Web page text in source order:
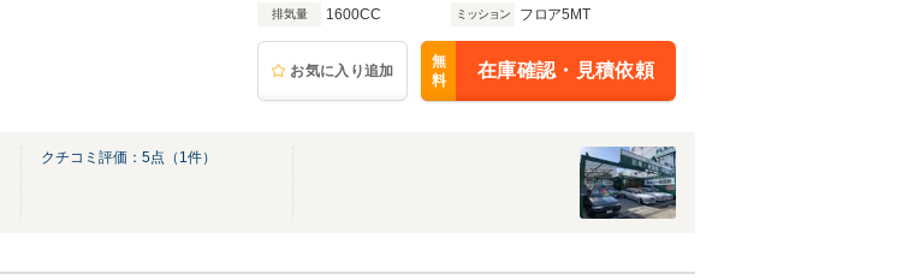
排気量 1600CC ミッション フロア5MT
お気に入り追加
無
料
在庫確認・見積依頼
クチコミ評価： 5点（ 1件）